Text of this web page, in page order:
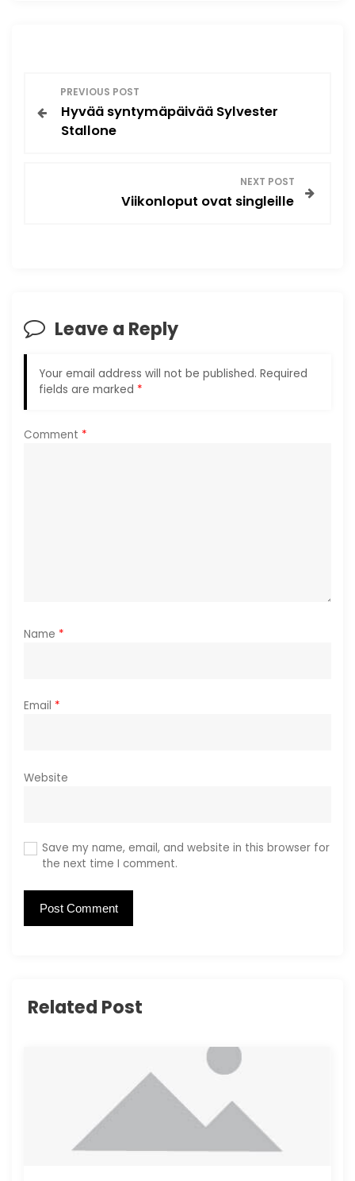
o
i
a
t
PREVIOUS POST
Hyvää syntymäpäivää Sylvester
Stallone
NEXT POST
Viikonloput ovat singleille
Leave a Reply
Your email address will not be published. Required
fields are marked *
Comment *
Name *
Email *
Website
Save my name, email, and website in this browser for
the next time I comment.
Related Post